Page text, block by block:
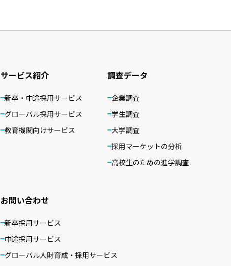
サービス紹介
新卒・中途採用サービス
グローバル採用サービス
教育機関向けサービス
調査データ
企業調査
学生調査
大学調査
採用マーケットの分析
高校生のための進学調査
お問い合わせ
新卒採用サービス
中途採用サービス
グローバル人財育成・採用サービス